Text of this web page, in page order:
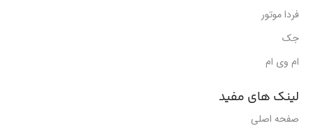
فردا موتور
جک
ام وی ام
لینک های مفید
صفحه اصلی